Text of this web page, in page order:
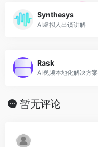
Synthesys
AI虚拟人出镜讲解
Rask
AI视频本地化解决方案
暂无评论